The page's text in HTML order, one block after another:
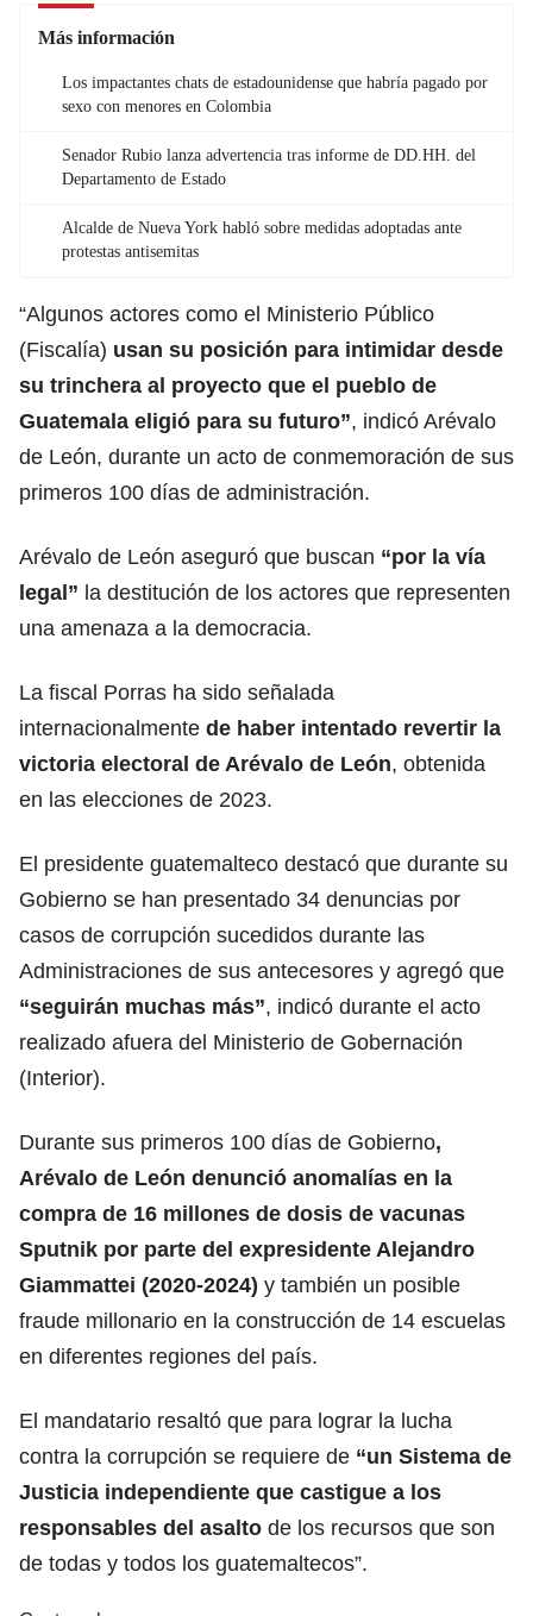
Más información
Los impactantes chats de estadounidense que habría pagado por
sexo con menores en Colombia
Senador Rubio lanza advertencia tras informe de DD.HH. del
Departamento de Estado
Alcalde de Nueva York habló sobre medidas adoptadas ante
protestas antisemitas
“Algunos actores como el Ministerio Público
(Fiscalía) usan su posición para intimidar desde
su trinchera al proyecto que el pueblo de
Guatemala eligió para su futuro”, indicó Arévalo
de León, durante un acto de conmemoración de sus
primeros 100 días de administración.
Arévalo de León aseguró que buscan “por la vía
legal” la destitución de los actores que representen
una amenaza a la democracia.
La fiscal Porras ha sido señalada
internacionalmente de haber intentado revertir la
victoria electoral de Arévalo de León, obtenida
en las elecciones de 2023.
El presidente guatemalteco destacó que durante su
Gobierno se han presentado 34 denuncias por
casos de corrupción sucedidos durante las
Administraciones de sus antecesores y agregó que
“seguirán muchas más”, indicó durante el acto
realizado afuera del Ministerio de Gobernación
(Interior).
Durante sus primeros 100 días de Gobierno,
Arévalo de León denunció anomalías en la
compra de 16 millones de dosis de vacunas
Sputnik por parte del expresidente Alejandro
Giammattei (2020-2024) y también un posible
fraude millonario en la construcción de 14 escuelas
en diferentes regiones del país.
El mandatario resaltó que para lograr la lucha
contra la corrupción se requiere de “un Sistema de
Justicia independiente que castigue a los
responsables del asalto de los recursos que son
de todas y todos los guatemaltecos”.